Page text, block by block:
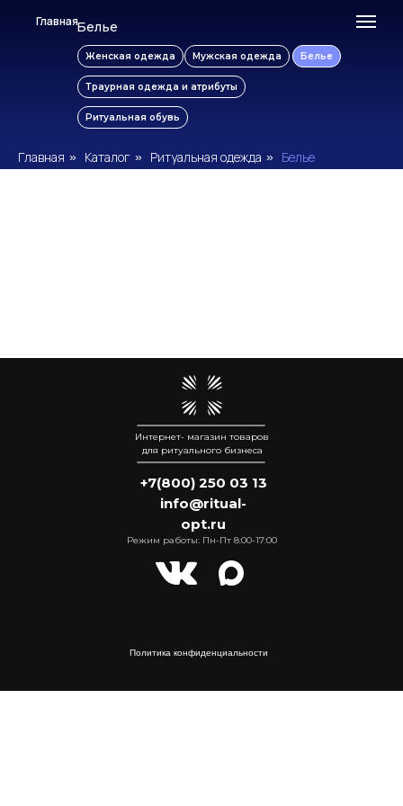
Главная
Женская одежда Мужская одежда
Ритуальная обувь
Траурная одежда и атрибуты
Белье
Белье
Главная » Каталог » Ритуальная одежда » Белье
Режим работы: Пн-Пт 8:00-17:00
Политика конфиденциальности
Интернет- магазин товаров
для ритуального бизнеса
+7(800) 250 03 13
info@ritual-
opt.ru